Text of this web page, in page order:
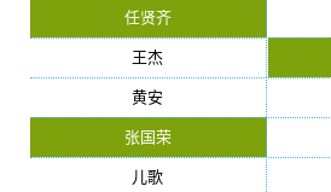
任贤齐
王杰
黄安
张国荣
儿歌